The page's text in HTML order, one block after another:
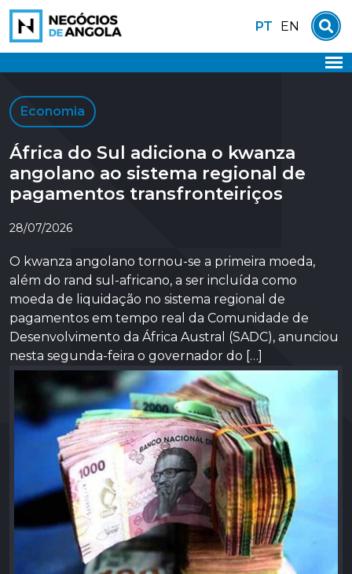
Skip
content
PT EN
Economia
África do Sul adiciona o kwanza
angolano ao sistema regional de
pagamentos transfronteiriços
28/07/2026
O kwanza angolano tornou-se a primeira moeda,
além do rand sul-africano, a ser incluída como
moeda de liquidação no sistema regional de
pagamentos em tempo real da Comunidade de
Desenvolvimento da África Austral (SADC), anunciou
nesta segunda-feira o governador do […]